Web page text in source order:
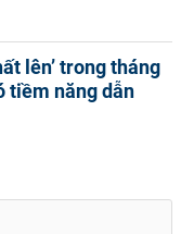
lên’ trong tháng
tiềm năng dẫn